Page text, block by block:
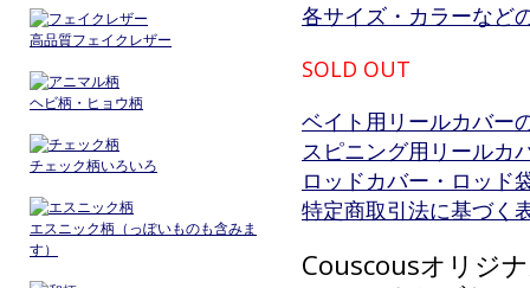
各サイズ・カラーなど
SOLD OUT
ベイト用リールカバー
スピニング用リールカ
ロッドカバー・ロッド
特定商取引法に基づく
Couscousオリジ
高品質フェイクレザー
ヘビ柄・ヒョウ柄
チェック柄いろいろ
エスニック柄（っぽいものも含みま
す）